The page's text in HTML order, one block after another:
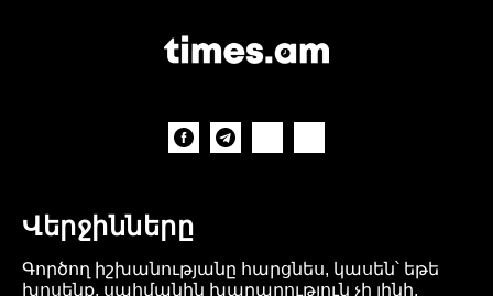
Վերջինները
Գործող իշխանությանը հարցնես, կասեն՝ եթե
խոսենք, սահմանին խաղաղություն չի լինի,